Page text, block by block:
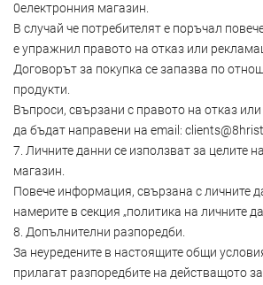
0електронния магазин.
В случай че потребителят е поръчал
е упражнил правото на отказ или
Договорът за покупка се запазва по
продукти.
Въпроси, свързани с правото на отказ
да бъдат направени на email:
7. Личните данни се използват за целите
магазин.
Повече информация, свързана с личните
намерите в секция „политика на личните
8. Допълнителни разпоредби.
За неуредените в настоящите общи
прилагат разпоредбите на действащото